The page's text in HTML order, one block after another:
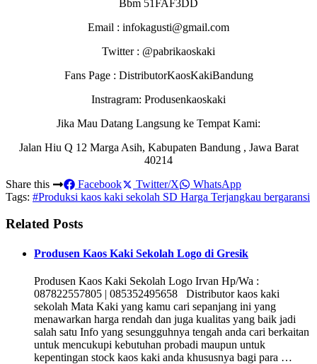
Bbm 51FAF3DD
Email : infokagusti@gmail.com
Twitter : @pabrikaoskaki
Fans Page : DistributorKaosKakiBandung
Instragram: Produsenkaoskaki
Jika Mau Datang Langsung ke Tempat Kami:
Jalan Hiu Q 12 Marga Asih, Kabupaten Bandung , Jawa Barat
40214
Share this
Facebook Twitter/X
WhatsApp
Tags: #Produksi kaos kaki sekolah SD Harga Terjangkau bergaransi
Related Posts
Produsen Kaos Kaki Sekolah Logo di Gresik
Produsen Kaos Kaki Sekolah Logo Irvan Hp/Wa :
087822557805 | 085352495658 Distributor kaos kaki
sekolah Mata Kaki yang kamu cari sepanjang ini yang
menawarkan harga rendah dan juga kualitas yang baik jadi
salah satu Info yang sesungguhnya tengah anda cari berkaitan
untuk mencukupi kebutuhan probadi maupun untuk
kepentingan stock kaos kaki anda khususnya bagi para …